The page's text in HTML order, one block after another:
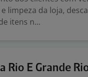
limpeza da loja,
itens n...
Rio E Grande